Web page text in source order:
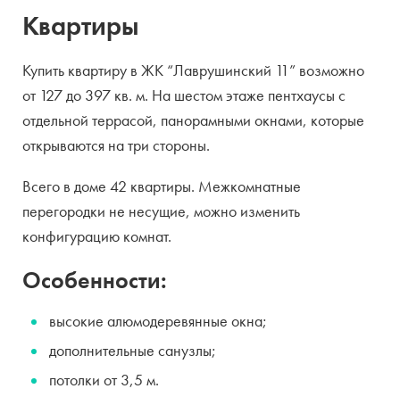
Квартиры
Купить квартиру в ЖК “Лаврушинский 11” возможно
от 127 до 397 кв. м. На шестом этаже пентхаусы с
отдельной террасой, панорамными окнами, которые
открываются на три стороны.
Всего в доме 42 квартиры. Межкомнатные
перегородки не несущие, можно изменить
конфигурацию комнат.
Особенности:
высокие алюмодеревянные окна;
дополнительные санузлы;
потолки от 3,5 м.